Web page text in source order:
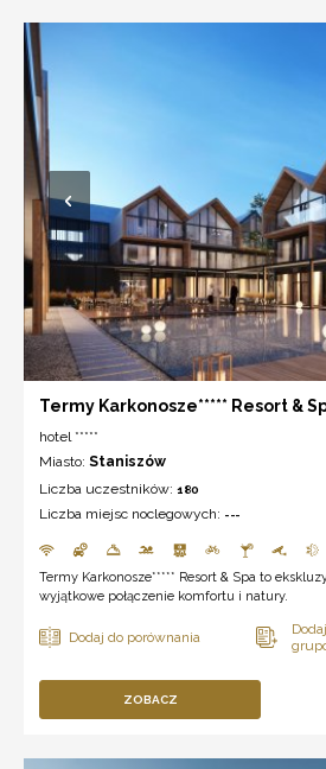
Termy Karkonosze***** Resort &
hotel *****
Miasto: Staniszów
Liczba uczestników: 180
Liczba miejsc noclegowych: ---
Termy Karkonosze***** Resort & Spa to
wyjątkowe połączenie komfortu i natury.
ZOBACZ